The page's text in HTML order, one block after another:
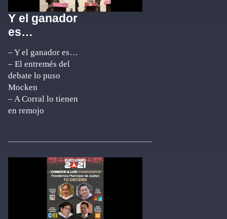
Y el ganador
es…
– Y el ganador es…
– El entremés del
debate lo puso
Mocken
– A Corral lo tienen
en remojo